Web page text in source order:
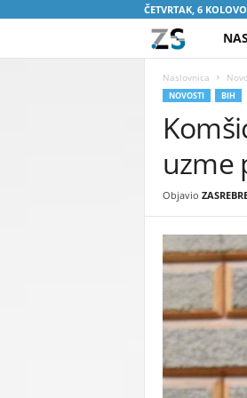
ČETVRTAK, 6
A
E
B
R
E
N
I
Naslovnica
NOVOSTI BIH
uzme
Objavio